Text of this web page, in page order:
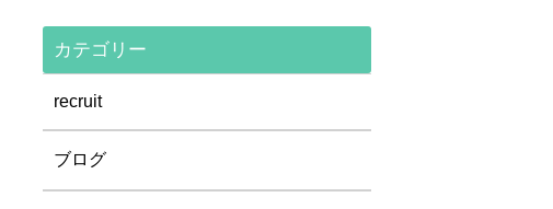
カテゴリー
recruit
ブログ